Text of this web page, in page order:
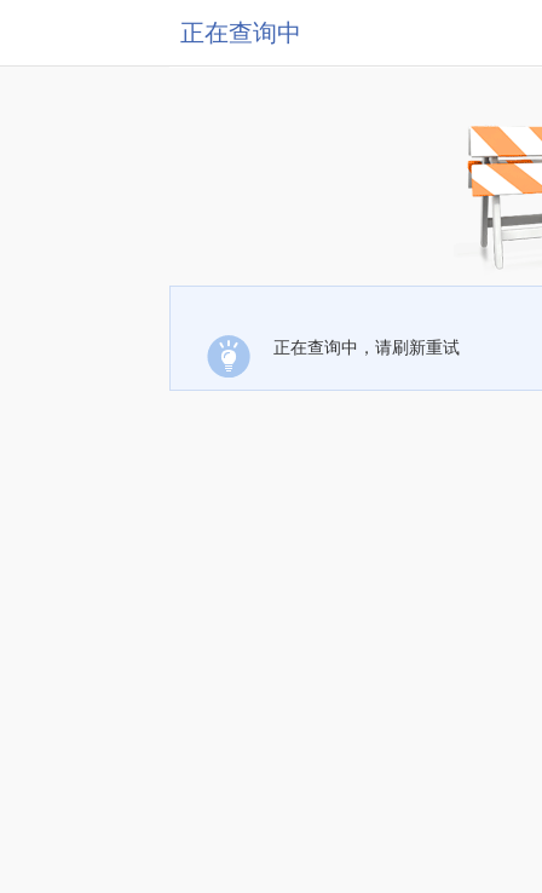
正在查询中
正在查询中，请刷新重试